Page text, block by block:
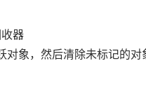
器
象，然后清除未标记的